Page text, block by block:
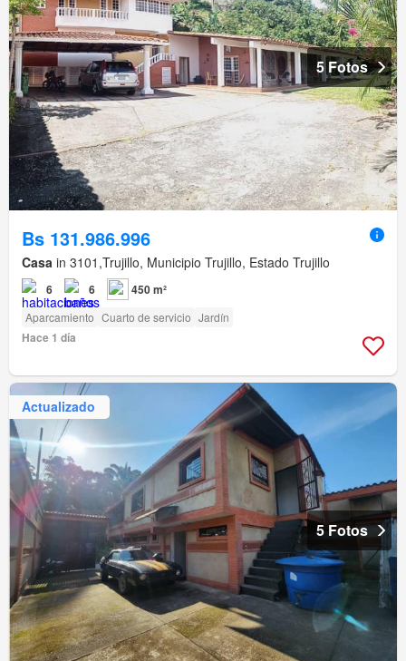
5 Fotos
Bs 131.986.996
Casa in 3101,Trujillo, Municipio Trujillo, Estado Trujillo
6 6 450 m²
Aparcamiento Cuarto de servicio Jardín
Hace 1 día
Actualizado
5 Fotos